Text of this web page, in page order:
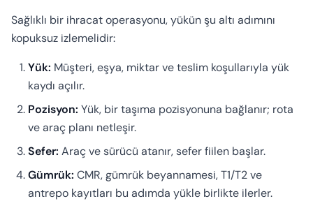
Sağlıklı bir ihracat operasyonu, yükün şu altı adımını
kopuksuz izlemelidir:
Yük: Müşteri, eşya, miktar ve teslim koşullarıyla yük
kaydı açılır.
Pozisyon: Yük, bir taşıma pozisyonuna bağlanır; rota
ve araç planı netleşir.
Sefer: Araç ve sürücü atanır, sefer fiilen başlar.
Gümrük: CMR, gümrük beyannamesi, T1/T2 ve
antrepo kayıtları bu adımda yükle birlikte ilerler.